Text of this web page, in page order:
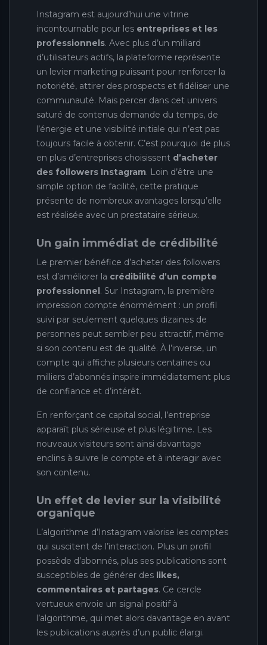
Instagram est aujourd’hui une vitrine
incontournable pour les entreprises et les
professionnels. Avec plus d’un milliard
d’utilisateurs actifs, la plateforme représente
un levier marketing puissant pour renforcer la
notoriété, attirer des prospects et fidéliser une
communauté. Mais percer dans cet univers
saturé de contenus demande du temps, de
l’énergie et une visibilité initiale qui n’est pas
toujours facile à obtenir. C’est pourquoi de plus
en plus d’entreprises choisissent d’acheter
des followers Instagram. Loin d’être une
simple option de facilité, cette pratique
présente de nombreux avantages lorsqu’elle
est réalisée avec un prestataire sérieux.
Un gain immédiat de crédibilité
Le premier bénéfice d’acheter des followers
est d’améliorer la crédibilité d’un compte
professionnel. Sur Instagram, la première
impression compte énormément : un profil
suivi par seulement quelques dizaines de
personnes peut sembler peu attractif, même
si son contenu est de qualité. À l’inverse, un
compte qui affiche plusieurs centaines ou
milliers d’abonnés inspire immédiatement plus
de confiance et d’intérêt.
En renforçant ce capital social, l’entreprise
apparaît plus sérieuse et plus légitime. Les
nouveaux visiteurs sont ainsi davantage
enclins à suivre le compte et à interagir avec
son contenu.
Un effet de levier sur la visibilité
organique
L’algorithme d’Instagram valorise les comptes
qui suscitent de l’interaction. Plus un profil
possède d’abonnés, plus ses publications sont
susceptibles de générer des likes,
commentaires et partages. Ce cercle
vertueux envoie un signal positif à
l’algorithme, qui met alors davantage en avant
les publications auprès d’un public élargi.